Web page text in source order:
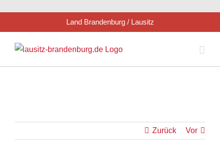
Inhalt
springen
Land Brandenburg / Lausitz
Zurück Vor